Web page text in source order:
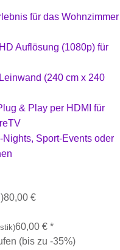
für das Wohnzimmer
Auflösung (1080p) für
(240 cm x 240
& Play per HDMI für
Nights, Sport-Events oder
80,00 €
60,00 € *
(bis zu -35%)